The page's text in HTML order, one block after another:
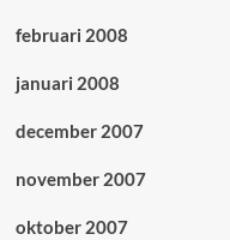
februari 2008
januari 2008
december 2007
november 2007
oktober 2007